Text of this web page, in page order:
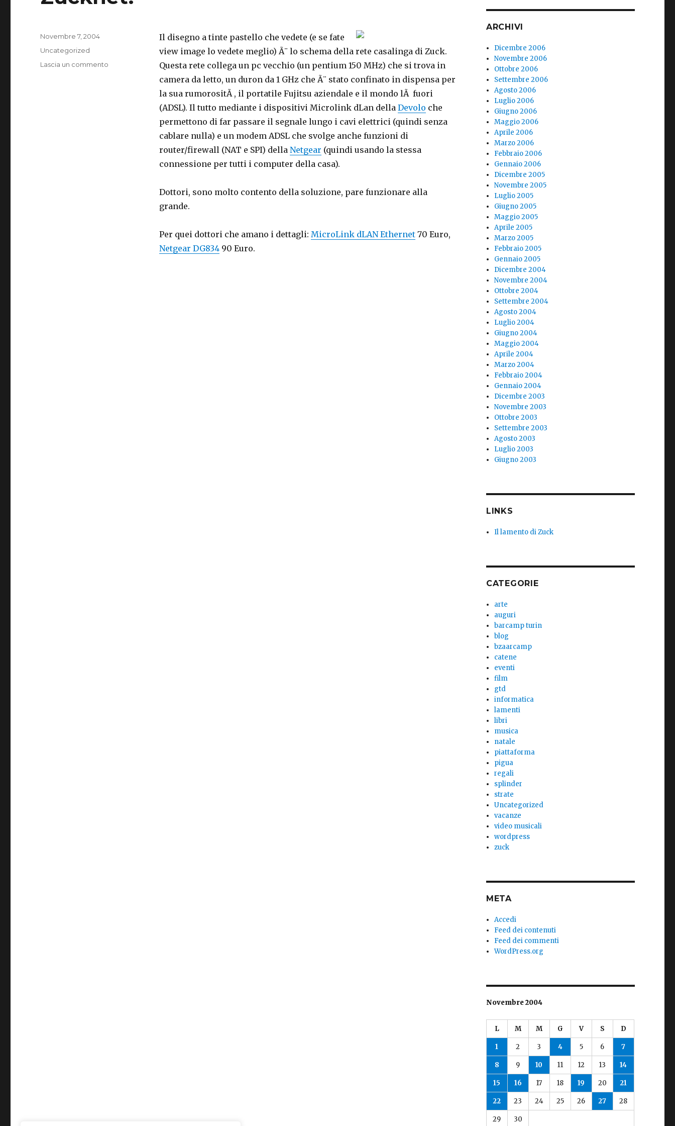
Il disegno a tinte pastello che vedete (e se fate
view image lo vedete meglio) Ã¨ lo schema della rete casalinga di Zuck.
Questa rete collega un pc vecchio (un pentium 150 MHz) che si trova in
camera da letto, un duron da 1 GHz che Ã¨ stato confinato in dispensa per
la sua rumorositÃ , il portatile Fujitsu aziendale e il mondo lÃ fuori
(ADSL). Il tutto mediante i dispositivi Microlink dLan della Devolo che
permettono di far passare il segnale lungo i cavi elettrici (quindi senza
cablare nulla) e un modem ADSL che svolge anche funzioni di
router/firewall (NAT e SPI) della Netgear (quindi usando la stessa
connessione per tutti i computer della casa).
Dottori, sono molto contento della soluzione, pare funzionare alla
grande.
Per quei dottori che amano i dettagli: MicroLink dLAN Ethernet70 Euro,
Netgear DG83490 Euro.
Pubblicato
Novembre 7, 2004
Categorie
Uncategorized
Lascia un commento
ARCHIVI
Dicembre 2006
Novembre 2006
Ottobre 2006
Settembre 2006
Agosto 2006
Luglio 2006
Giugno 2006
Maggio 2006
Aprile 2006
Marzo 2006
Febbraio 2006
Gennaio 2006
Dicembre 2005
Novembre 2005
Luglio 2005
Giugno 2005
Maggio 2005
Aprile 2005
Marzo 2005
Febbraio 2005
Gennaio 2005
Dicembre 2004
Novembre 2004
Ottobre 2004
Settembre 2004
Agosto 2004
Luglio 2004
Giugno 2004
Maggio 2004
Aprile 2004
Marzo 2004
Febbraio 2004
Gennaio 2004
Dicembre 2003
Novembre 2003
Ottobre 2003
Settembre 2003
Agosto 2003
Luglio 2003
Giugno 2003
LINKS
Il lamento di Zuck
CATEGORIE
arte
auguri
barcamp turin
blog
bzaarcamp
catene
eventi
film
gtd
informatica
lamenti
libri
musica
natale
piattaforma
pigua
regali
splinder
strate
Uncategorized
vacanze
video musicali
wordpress
zuck
META
Accedi
Feed dei contenuti
Feed dei commenti
WordPress.org
Novembre 2004
L M M G V S D
1 2 3 4 5 6 7
8 9 10 11 12 13 14
15 16 17 18 19 20 21
22 23 24 25 26 27 28
29 30